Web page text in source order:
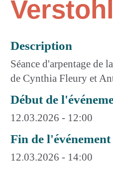
Description
Séance d'arpentage de
de Cynthia Fleury et
Début de
12.03.2026 - 12:00
Fin de l'événement
12.03.2026 - 14:00